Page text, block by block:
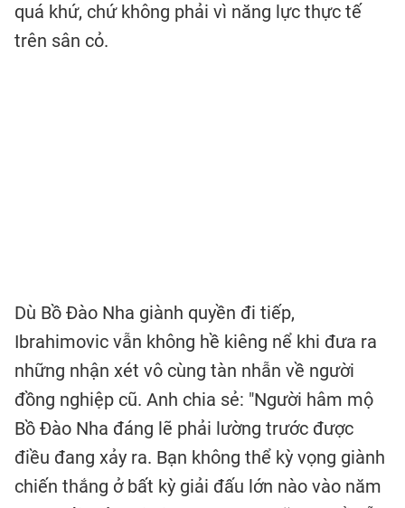
quá khứ, chứ không phải vì năng lực thực tế
trên sân cỏ.
Dù Bồ Đào Nha giành quyền đi tiếp,
Ibrahimovic vẫn không hề kiêng nể khi đưa ra
những nhận xét vô cùng tàn nhẫn về người
đồng nghiệp cũ. Anh chia sẻ: "Người hâm mộ
Bồ Đào Nha đáng lẽ phải lường trước được
điều đang xảy ra. Bạn không thể kỳ vọng giành
chiến thắng ở bất kỳ giải đấu lớn nào vào năm